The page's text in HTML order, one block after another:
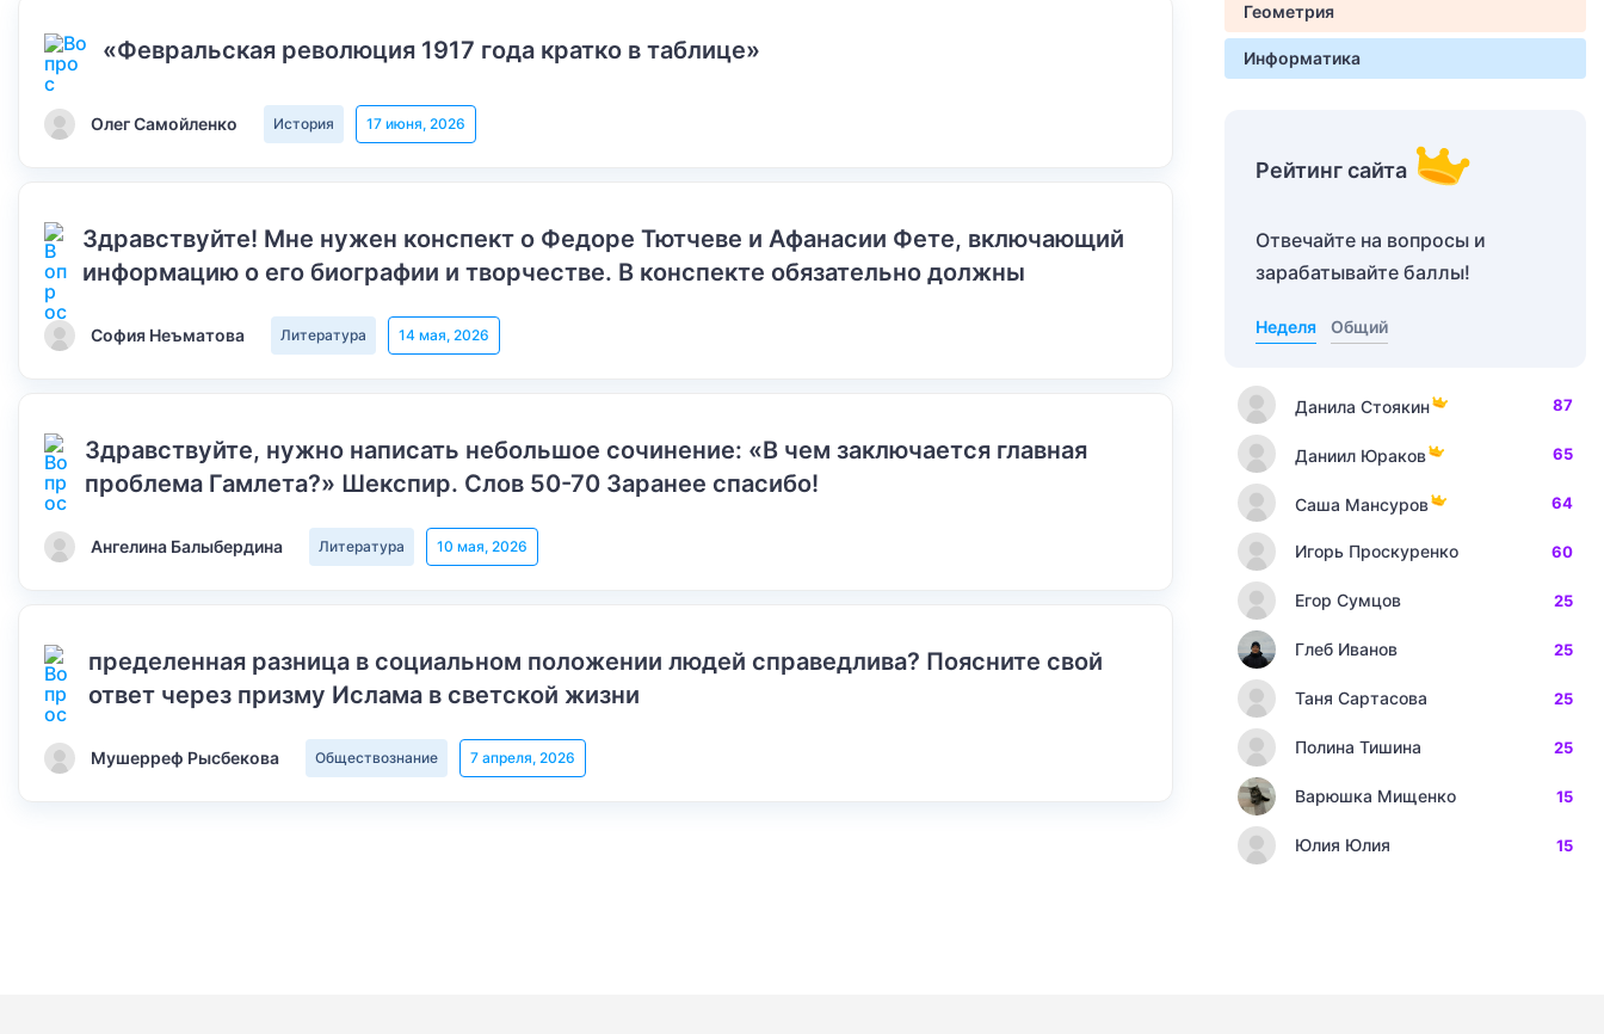
«Февральская революция 1917 года кратко в таблице»
Олег Самойленко История 17 июня, 2026
Здравствуйте! Мне нужен конспект о Федоре Тютчеве и Афанасии Фете, включающий
информацию о его биографии и творчестве. В конспекте обязательно должны
София Неъматова Литература 14 мая, 2026
Здравствуйте, нужно написать небольшое сочинение: «В чем заключается главная
проблема Гамлета?» Шекспир. Слов 50-70 Заранее спасибо!
Ангелина Балыбердина Литература 10 мая, 2026
пределенная разница в социальном положении людей справедлива? Поясните свой
ответ через призму Ислама в светской жизни
Мушерреф Рысбекова Обществознание 7 апреля, 2026
Геометрия
Информатика
Рейтинг сайта
Отвечайте на вопросы и
зарабатывайте баллы!
Неделя Общий
Данила Стоякин 87
Даниил Юраков 65
Саша Мансуров 64
Игорь Проскуренко 60
Егор Сумцов 25
Глеб Иванов 25
Таня Сартасова 25
Полина Тишина 25
Варюшка Мищенко 15
Юлия Юлия 15